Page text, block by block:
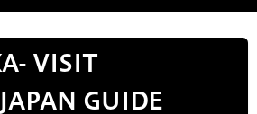
VISIT
GUIDE